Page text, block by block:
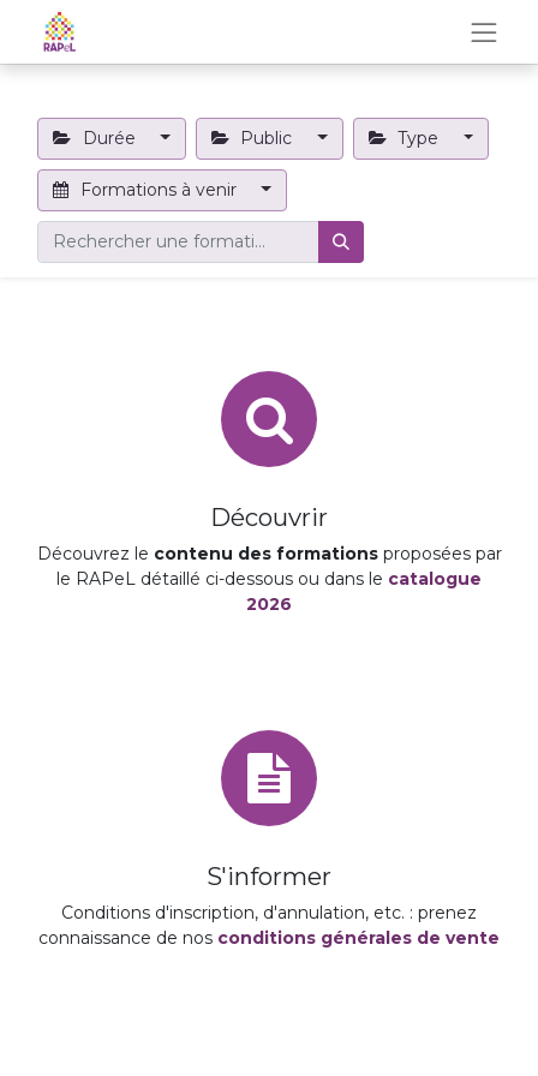
Durée Public Type
Formations à venir
Découvrir
Découvrez le contenu des formationsproposées par
le RAPeL détaillé ci-dessous ou dans le catalogue
2026
S'informer
Conditions d'inscription, d'annulation, etc. : prenez
connaissance de nos conditions générales de vente